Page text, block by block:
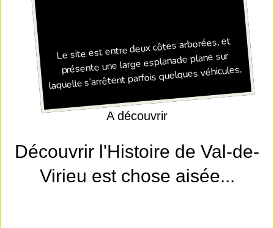
Le site est entre deux côtes arborées, et
présente une large esplanade plane sur
laquelle s’arrêtent parfois quelques véhicules. ​
A découvrir
Découvrir l'Histoire de Val-de-
Virieu est chose aisée...